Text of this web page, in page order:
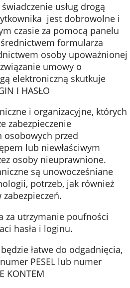
usług drogą
jest dobrowolne i
czasie za pomocą panelu
formularza
osoby upoważnionej
umowy o
elektroniczną skutkuje
I HASŁO
i organizacyjne, których
zabezpieczenie
osobowych przed
lub niewłaściwym
osoby nieuprawnione.
są unowocześniane
potrzeb, jak również
za utrzymanie poufności
hasła i loginu.
łatwe do odgadnięcia,
PESEL lub numer
KONTEM